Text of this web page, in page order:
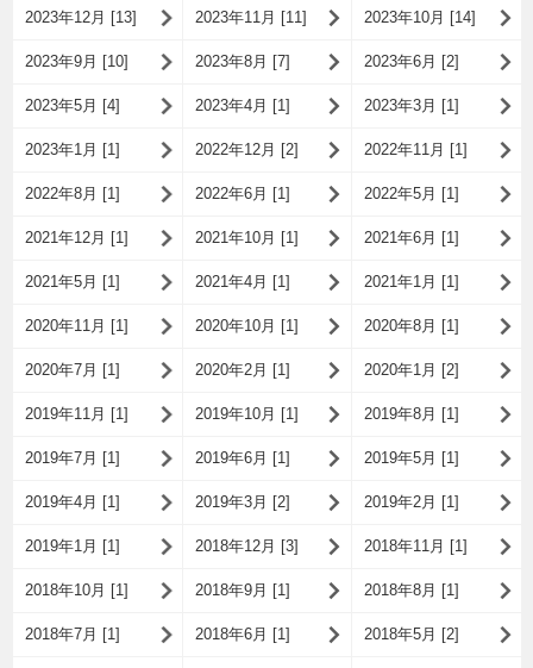
2023年12月 [13] 2023年11月 [11] 2023年10月 [14]
2023年9月 [10] 2023年8月 [7] 2023年6月 [2]
2023年5月 [4] 2023年4月 [1] 2023年3月 [1]
2023年1月 [1] 2022年12月 [2] 2022年11月 [1]
2022年8月 [1] 2022年6月 [1] 2022年5月 [1]
2021年12月 [1] 2021年10月 [1] 2021年6月 [1]
2021年5月 [1] 2021年4月 [1] 2021年1月 [1]
2020年11月 [1] 2020年10月 [1] 2020年8月 [1]
2020年7月 [1] 2020年2月 [1] 2020年1月 [2]
2019年11月 [1] 2019年10月 [1] 2019年8月 [1]
2019年7月 [1] 2019年6月 [1] 2019年5月 [1]
2019年4月 [1] 2019年3月 [2] 2019年2月 [1]
2019年1月 [1] 2018年12月 [3] 2018年11月 [1]
2018年10月 [1] 2018年9月 [1] 2018年8月 [1]
2018年7月 [1] 2018年6月 [1] 2018年5月 [2]